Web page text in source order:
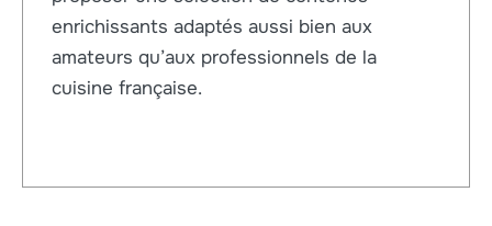
enrichissants adaptés aussi bien aux
amateurs qu’aux professionnels de la
cuisine française.